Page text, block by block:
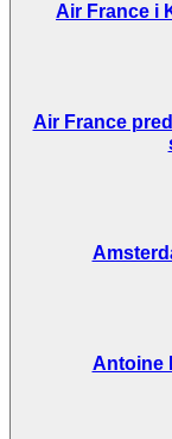
Air France i
Air France
Antoine